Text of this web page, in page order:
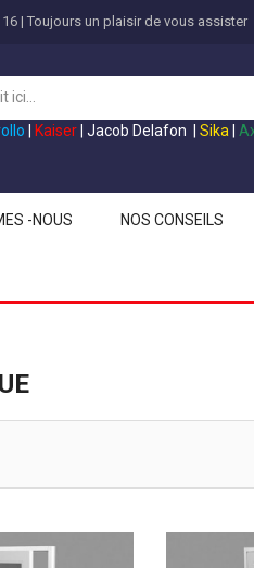
| Toujours un plaisir de vous assister
Kaiser Jacob Delafon Sika
-NOUS NOS CONSEILS